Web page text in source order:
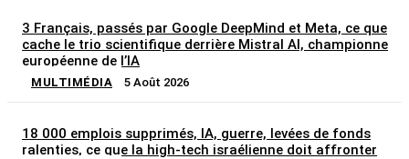
3 Français, passés par Google DeepMind et Meta, ce que
cache le trio scientifique derrière Mistral AI, championne
européenne de l’IA
MULTIMÉDIA 5 Août 2026
18 000 emplois supprimés, IA, guerre, levées de fonds
ralenties, ce que la high-tech israélienne doit affronter